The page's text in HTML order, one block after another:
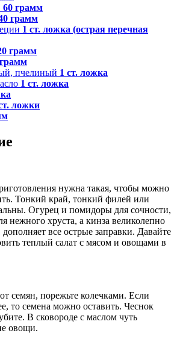
60 грамм
грамм
1 ст. ложка (острая перечная
грамм
грамм
пчелиный 1 ст. ложка
1 ст. ложка
ложки
нужна такая, чтобы можно
Тонкий край, тонкий филей или
Огурец и помидоры для сочности,
нежного хруста, а кинза великолепно
все острые заправки. Давайте
теплый салат с мясом и овощами в
семян, порежьте колечками. Если
то семена можно оставить. Чеснок
В сковороде с маслом чуть
овощи.